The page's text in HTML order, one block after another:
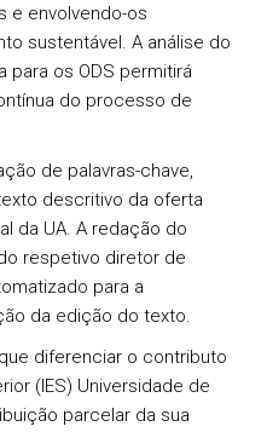
e envolvendo-os
sustentável. A análise do
para os ODS permitirá
do processo de
de palavras-chave,
descritivo da oferta
da UA. A redação do
respetivo diretor de
para a
da edição do texto.
diferenciar o contributo
(IES) Universidade de
parcelar da sua